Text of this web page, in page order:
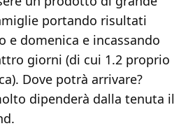
portando risultati
e domenica e incassando
giorni (di cui 1.2 proprio
Dove potrà arrivare?
dipenderà dalla tenuta il